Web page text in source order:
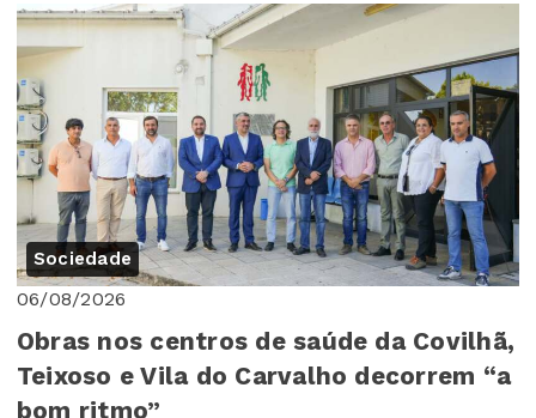
Sociedade
06/08/2026
Obras nos centros de saúde da Covilhã,
Teixoso e Vila do Carvalho decorrem “a
bom ritmo”